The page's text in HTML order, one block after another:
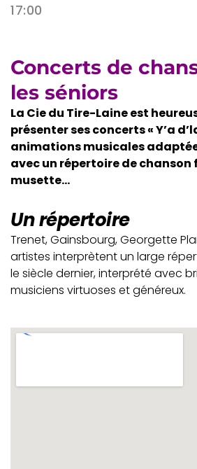
17:00
Concerts de
les séniors
La Cie du Tire-Laine est
présenter ses concerts « Y’a
animations musicales
avec un répertoire de chanson
musette...
Un répertoire
Trenet, Gainsbourg, Georgette
artistes interprètent un large
le siècle dernier, interprété avec
musiciens virtuoses et généreux.